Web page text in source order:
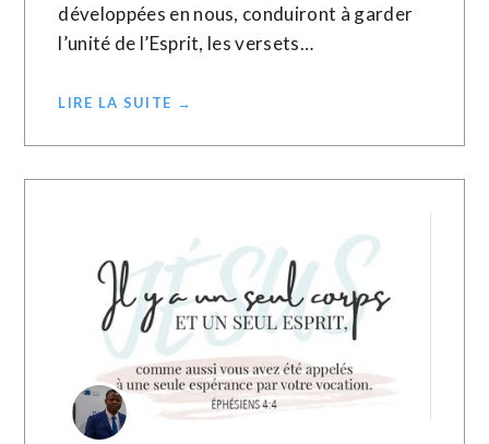
développées en nous, conduiront à garder
l’unité de l’Esprit, les versets…
LIRE LA SUITE →